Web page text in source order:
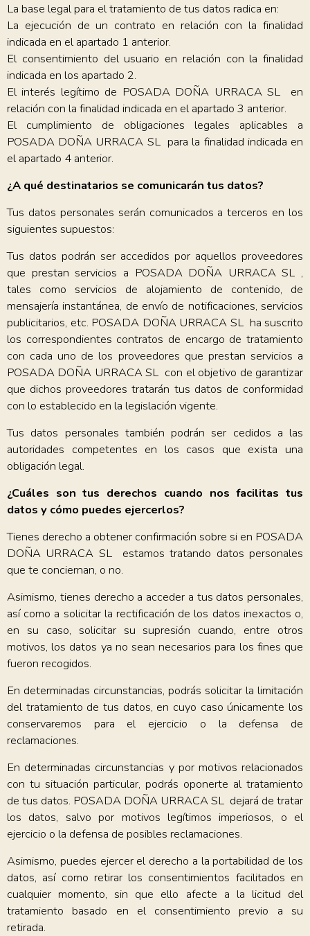
La base legal para el tratamiento de tus datos radica en:
La ejecución de un contrato en relación con la finalidad
indicada en el apartado 1 anterior.
El consentimiento del usuario en relación con la finalidad
indicada en los apartado 2.
El interés legítimo de POSADA DOÑA URRACA SL en
relación con la finalidad indicada en el apartado 3 anterior.
El cumplimiento de obligaciones legales aplicables a
POSADA DOÑA URRACA SL para la finalidad indicada en
el apartado 4 anterior.
¿A qué destinatarios se comunicarán tus datos?
Tus datos personales serán comunicados a terceros en los
siguientes supuestos:
Tus datos podrán ser accedidos por aquellos proveedores
que prestan servicios a POSADA DOÑA URRACA SL ,
tales como servicios de alojamiento de contenido, de
mensajería instantánea, de envío de notificaciones, servicios
publicitarios, etc. POSADA DOÑA URRACA SL ha suscrito
los correspondientes contratos de encargo de tratamiento
con cada uno de los proveedores que prestan servicios a
POSADA DOÑA URRACA SL con el objetivo de garantizar
que dichos proveedores tratarán tus datos de conformidad
con lo establecido en la legislación vigente.
Tus datos personales también podrán ser cedidos a las
autoridades competentes en los casos que exista una
obligación legal.
¿Cuáles son tus derechos cuando nos facilitas tus
datos y cómo puedes ejercerlos?
Tienes derecho a obtener confirmación sobre si en POSADA
DOÑA URRACA SL estamos tratando datos personales
que te conciernan, o no.
Asimismo, tienes derecho a acceder a tus datos personales,
así como a solicitar la rectificación de los datos inexactos o,
en su caso, solicitar su supresión cuando, entre otros
motivos, los datos ya no sean necesarios para los fines que
fueron recogidos.
En determinadas circunstancias, podrás solicitar la limitación
del tratamiento de tus datos, en cuyo caso únicamente los
conservaremos para el ejercicio o la defensa de
reclamaciones.
En determinadas circunstancias y por motivos relacionados
con tu situación particular, podrás oponerte al tratamiento
de tus datos. POSADA DOÑA URRACA SL dejará de tratar
los datos, salvo por motivos legítimos imperiosos, o el
ejercicio o la defensa de posibles reclamaciones.
Asimismo, puedes ejercer el derecho a la portabilidad de los
datos, así como retirar los consentimientos facilitados en
cualquier momento, sin que ello afecte a la licitud del
tratamiento basado en el consentimiento previo a su
retirada.